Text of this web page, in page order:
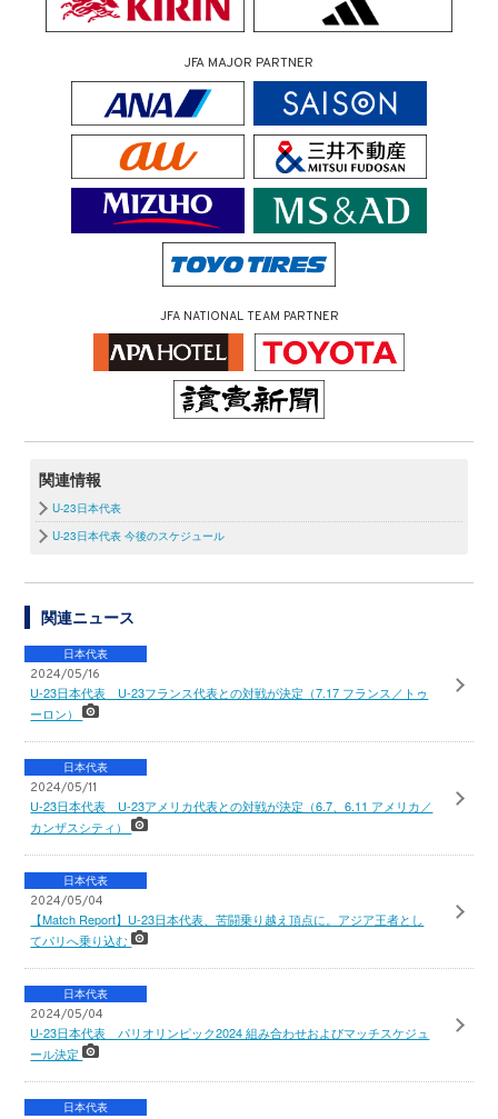
JFA MAJOR PARTNER
JFA NATIONAL TEAM PARTNER
関連情報
U-23日本代表
U-23日本代表 今後のスケジュール
関連ニュース
日本代表
2024/05/16
U-23日本代表 U-23フランス代表との対戦が決定（7.17 フランス／トゥ
ーロン）
日本代表
2024/05/11
U-23日本代表 U-23アメリカ代表との対戦が決定（6.7、6.11 アメリカ／
カンザスシティ）
日本代表
2024/05/04
【Match Report】U-23日本代表、苦闘乗り越え頂点に。アジア王者とし
てパリへ乗り込む
日本代表
2024/05/04
U-23日本代表 パリオリンピック2024 組み合わせおよびマッチスケジュ
ール決定
日本代表